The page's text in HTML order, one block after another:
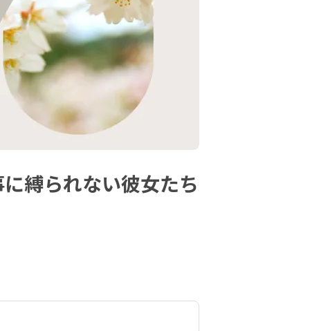
縛られない彼女たち